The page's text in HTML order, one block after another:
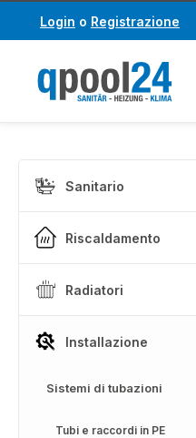
al contenuto principale
Salta alla ricerca
Login o Registrazione
Sanitario
Riscaldamento
Radiatori
Installazione
Sistemi di tubazioni
Tubi e raccordi in PE